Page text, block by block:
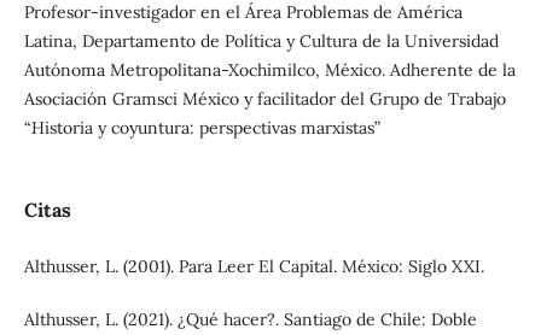
Profesor-investigador en el Área Problemas de América
Latina, Departamento de Política y Cultura de la Universidad
Autónoma Metropolitana-Xochimilco, México. Adherente de la
Asociación Gramsci México y facilitador del Grupo de Trabajo
“Historia y coyuntura: perspectivas marxistas”
Citas
Althusser, L. (2001). Para Leer El Capital. México: Siglo XXI.
Althusser, L. (2021). ¿Qué hacer?. Santiago de Chile: Doble